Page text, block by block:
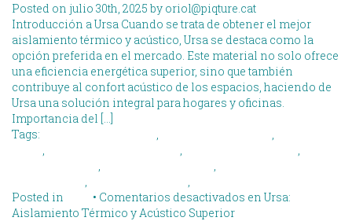
Posted on julio 30th, 2025 by oriol@piqture.cat
Introducción a Ursa Cuando se trata de obtener el mejor
aislamiento térmico y acústico, Ursa se destaca como la
opción preferida en el mercado. Este material no solo ofrece
una eficiencia energética superior, sino que también
contribuye al confort acústico de los espacios, haciendo de
Ursa una solución integral para hogares y oficinas.
Importancia del […]
Tags:
, ,
, ,
,
, ,
, ,
Posted in
• Comentarios desactivados en Ursa:
Aislamiento Térmico y Acústico Superior